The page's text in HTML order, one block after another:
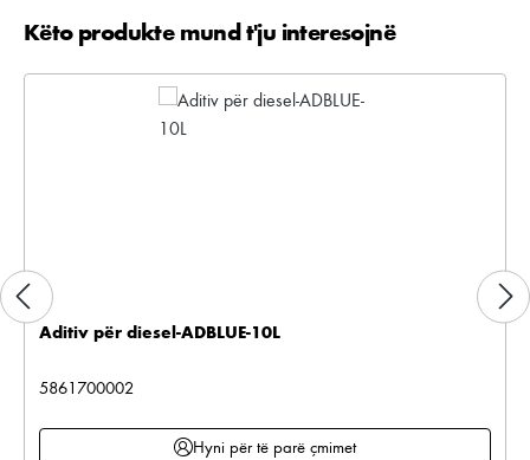
Kalo galerinë e produktit
Këto produkte mund t'ju interesojnë
Aditiv për diesel-ADBLUE-10L
5861700002
Hyni për të parë çmimet